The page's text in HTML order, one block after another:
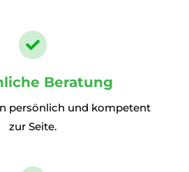

Beratung
persönlich und kompetent
zur Seite.